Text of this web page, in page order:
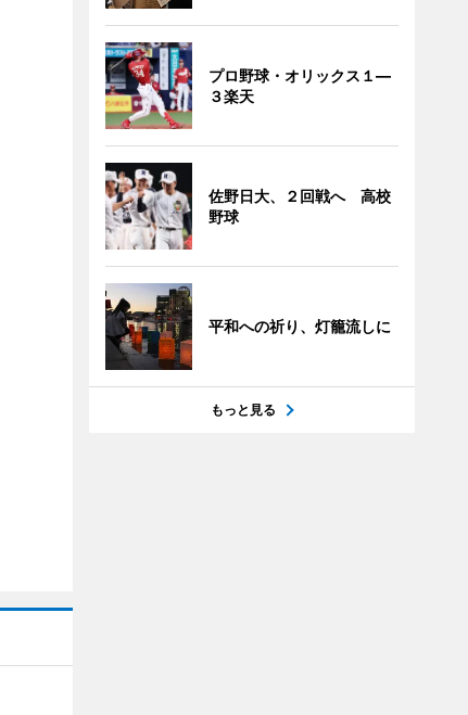
プロ野球・オリックス１―
３楽天
佐野日大、２回戦へ 高校
野球
平和への祈り、灯籠流しに
もっと見る